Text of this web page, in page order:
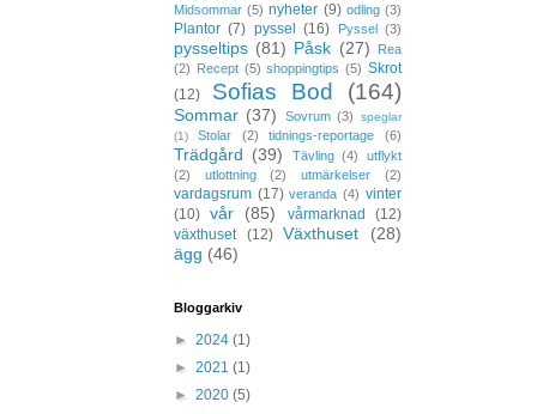
Midsommar (5) nyheter (9) odling (3)
Plantor (7) pyssel (16) Pyssel (3)
pysseltips (81) Påsk (27)
Rea
(2) Recept (5) shoppingtips (5) Skrot
(12)
Sofias Bod (164)
Sommar (37) Sovrum (3)
speglar
(1)
Stolar (2) tidnings-reportage (6)
Trädgård (39) Tävling (4)
utflykt
(2)
utlottning (2) utmärkelser (2)
vardagsrum (17) veranda (4) vinter
(10) vår (85) vårmarknad
(12)
växthuset
(12) Växthuset
(28)
ägg (46)
Bloggarkiv
► 2024 (1)
► 2021 (1)
► 2020 (5)